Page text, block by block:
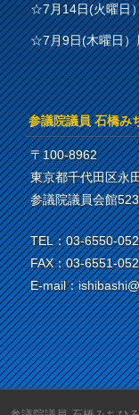
☆7月14日(火曜日
☆7月9日(木曜日）
参議院議員 石橋み
〒100-8962
東京都千代田区永
参議院議員会館
TEL：03-6550-
FAX：03-6551-
E-mail：